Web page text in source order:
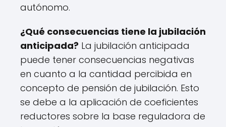
autónomo.
¿Qué consecuencias tiene la jubilación
anticipada? La jubilación anticipada
puede tener consecuencias negativas
en cuanto a la cantidad percibida en
concepto de pensión de jubilación. Esto
se debe a la aplicación de coeficientes
reductores sobre la base reguladora de